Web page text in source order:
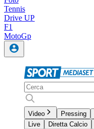
Tennis
Drive UP
F1
MotoGp
Video Pressing
Live
Diretta Calcio